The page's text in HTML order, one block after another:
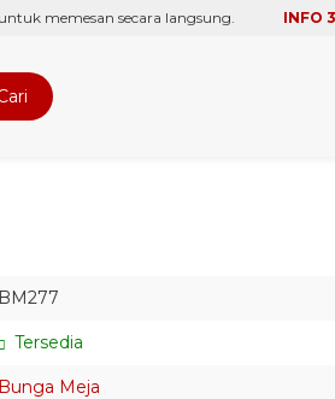
memesan secara langsung. INFO 3 :
BM277
Tersedia
Bunga Meja